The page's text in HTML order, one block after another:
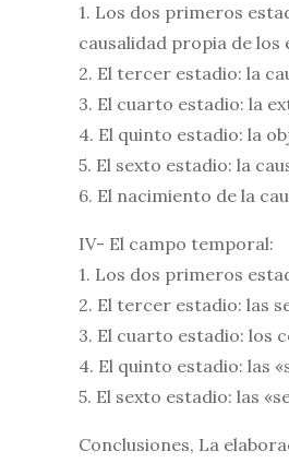
1. Los dos primeros
causalidad propia de los
2. El tercer estadio: la
3. El cuarto estadio: la
4. El quinto estadio: la
5. El sexto estadio: la
6. El nacimiento de la
IV- El campo temporal:
1. Los dos primeros
2. El tercer estadio: las
3. El cuarto estadio: los
4. El quinto estadio: las
5. El sexto estadio: las
Conclusiones, La